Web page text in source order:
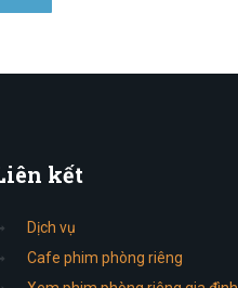
kết
Dịch vụ
Cafe phim phòng riêng